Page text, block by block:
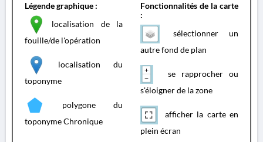
Légende graphique :
localisation de la
fouille/de l'opération
localisation du
toponyme
polygone du
toponyme Chronique
Fonctionnalités de la carte
:
sélectionner un
autre fond de plan
se rapprocher ou
s'éloigner de la zone
afficher la carte en
plein écran